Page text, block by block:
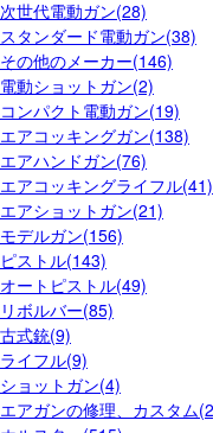
次世代電動ガン(28)
スタンダード電動ガン(38)
その他のメーカー(146)
電動ショットガン(2)
コンパクト電動ガン(19)
エアコッキングガン(138)
エアハンドガン(76)
エアコッキングライフル(41)
エアショットガン(21)
モデルガン(156)
ピストル(143)
オートピストル(49)
リボルバー(85)
古式銃(9)
ライフル(9)
ショットガン(4)
エアガンの修理、カスタム